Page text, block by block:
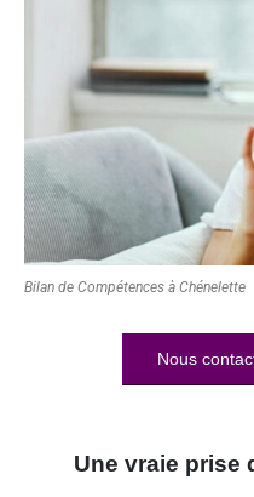
Bilan de Compétences à Chénelette
Nous
Une vraie prise